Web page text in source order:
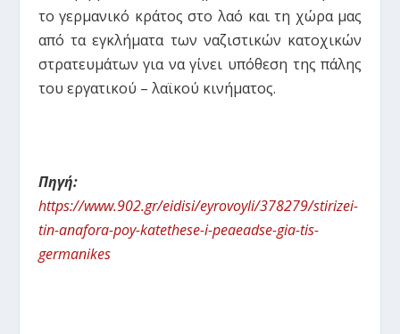
το γερμανικό κράτος στο λαό και τη χώρα μας
από τα εγκλήματα των ναζιστικών κατοχικών
στρατευμάτων για να γίνει υπόθεση της πάλης
του εργατικού – λαϊκού κινήματος.
Πηγή:
https://www.902.gr/eidisi/eyrovoyli/378279/stirizei-
tin-anafora-poy-katethese-i-peaeadse-gia-tis-
germanikes